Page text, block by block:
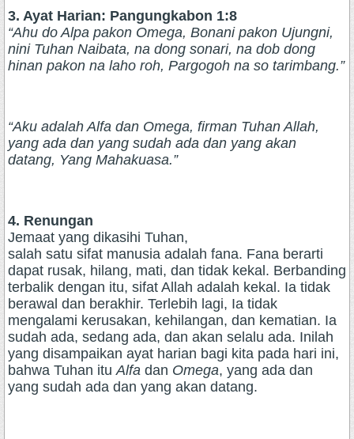
3. Ayat Harian: Pangungkabon 1:8
“Ahu do Alpa pakon Omega, Bonani pakon Ujungni,
nini Tuhan Naibata, na dong sonari, na dob dong
hinan pakon na laho roh, Pargogoh na so tarimbang.”
“Aku adalah Alfa dan Omega, firman Tuhan Allah,
yang ada dan yang sudah ada dan yang akan
datang, Yang Mahakuasa.”
4. Renungan
Jemaat yang dikasihi Tuhan,
salah satu sifat manusia adalah fana. Fana berarti
dapat rusak, hilang, mati, dan tidak kekal. Berbanding
terbalik dengan itu, sifat Allah adalah kekal. Ia tidak
berawal dan berakhir. Terlebih lagi, Ia tidak
mengalami kerusakan, kehilangan, dan kematian. Ia
sudah ada, sedang ada, dan akan selalu ada. Inilah
yang disampaikan ayat harian bagi kita pada hari ini,
bahwa Tuhan ituAlfa dan Omega, yang ada dan
yang sudah ada dan yang akan datang.